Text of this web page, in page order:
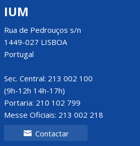
IUM
Rua de Pedrouços s/n
1449-027 LISBOA
Portugal
Sec. Central: 213 002 100
(9h-12h 14h-17h)
Portaria: 210 102 799
Messe Oficiais: 213 002 218
Contactar